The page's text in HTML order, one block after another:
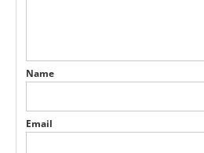
Name
Email